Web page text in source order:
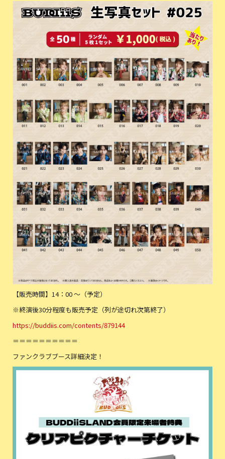
【販売時間】14：00 ～（予定）
※終演後30分程度も販売予定（列が途切れ次第終了）
https://buddiis.com/contents/879144
＝＝＝＝＝＝＝＝＝＝
ファンクラブブース詳細決定！